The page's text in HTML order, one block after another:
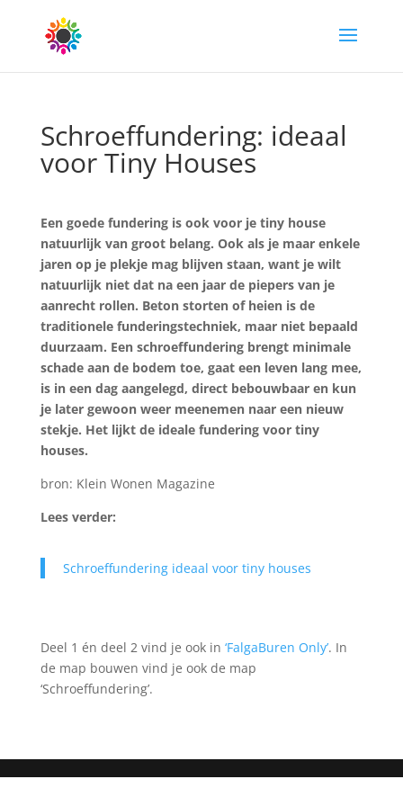
Schroeffundering: ideaal
voor Tiny Houses
Een goede fundering is ook voor je tiny house
natuurlijk van groot belang. Ook als je maar enkele
jaren op je plekje mag blijven staan, want je wilt
natuurlijk niet dat na een jaar de piepers van je
aanrecht rollen. Beton storten of heien is de
traditionele funderingstechniek, maar niet bepaald
duurzaam. Een schroeffundering brengt minimale
schade aan de bodem toe, gaat een leven lang mee,
is in een dag aangelegd, direct bebouwbaar en kun
je later gewoon weer meenemen naar een nieuw
stekje. Het lijkt de ideale fundering voor tiny
houses.
bron: Klein Wonen Magazine
Lees verder:
Schroeffundering ideaal voor tiny houses
Deel 1 én deel 2 vind je ook in ‘FalgaBuren Only’. In
de map bouwen vind je ook de map
‘Schroeffundering’.